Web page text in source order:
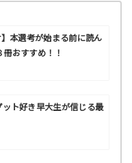
】本選考が始まる前に読ん
おすすめ！！
ト好き早大生が信じる最